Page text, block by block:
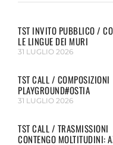
TST INVITO PUBBLICO /
LE LINGUE DEI MURI
31 LUGLIO 2026
TST CALL / COMPOSIZIONI
PLAYGROUND#OSTIA
31 LUGLIO 2026
TST CALL / TRASMISSIONI
CONTENGO MOLTITUDINI: